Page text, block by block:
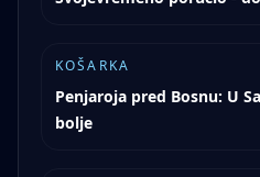
KOŠARKA
Penjaroja pred Bosnu: U
bolje